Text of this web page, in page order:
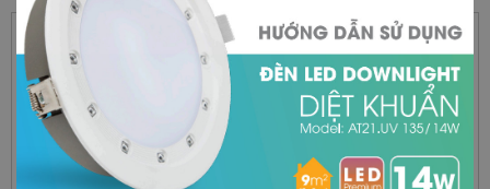
THƯƠNG HIỆU
Panasonic
Điện Quang